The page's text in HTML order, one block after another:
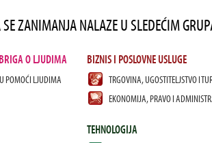
SE ZANIMANJA NALAZE U SLEDEĆIM
O LJUDIMA
POMOĆI LJUDIMA
BIZNIS I POSLOVNE USLUGE
TRGOVINA, UGOSTITELJSTVO I
EKONOMIJA, PRAVO I
TEHNOLOGIJA